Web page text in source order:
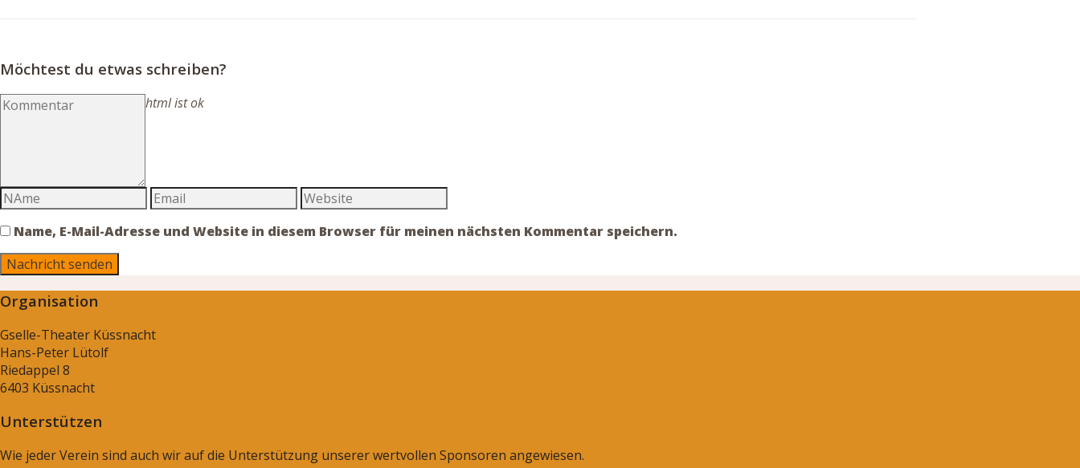
Möchtest du etwas schreiben?
html ist ok
Name, E-Mail-Adresse und Website in diesem Browser für meinen nächsten Kommentar speichern.
Organisation
Gselle-Theater Küssnacht
Hans-Peter Lütolf
Riedappel 8
6403 Küssnacht
Unterstützen
Wie jeder Verein sind auch wir auf die Unterstützung unserer wertvollen Sponsoren angewiesen.